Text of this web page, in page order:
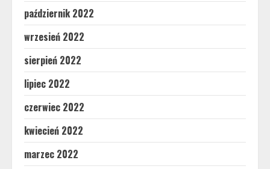
październik 2022
wrzesień 2022
sierpień 2022
lipiec 2022
czerwiec 2022
kwiecień 2022
marzec 2022